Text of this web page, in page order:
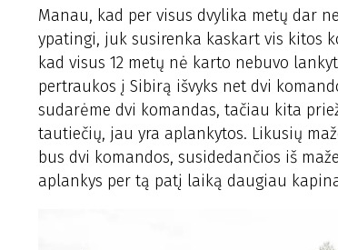
Manau, kad per visus dvylika metų dar
ypatingi, juk susirenka kaskart vis kitos
kad visus 12 metų nė karto nebuvo
pertraukos į Sibirą išvyks net dvi
sudarėme dvi komandas, tačiau kita
tautiečių, jau yra aplankytos. Likusių
bus dvi komandos, susidedančios iš
aplankys per tą patį laiką daugiau